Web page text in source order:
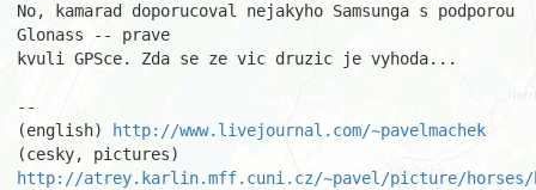
No, kamarad doporucoval nejakyho Samsunga s podporou
Glonass -- prave
kvuli GPSce. Zda se ze vic druzic je vyhoda...
--
(english)
http://www.livejournal.com/~pavelmachek
http://atrey.karlin.mff.cuni.cz/~pavel/picture/horses/